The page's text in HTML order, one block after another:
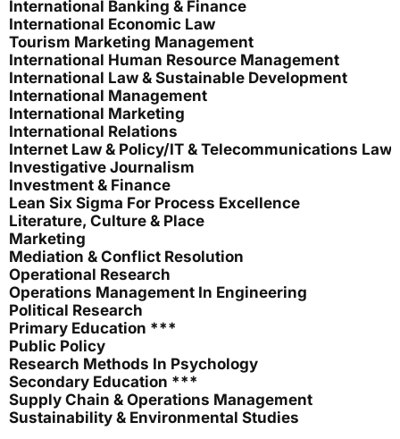
International Banking & Finance
International Economic Law
Tourism Marketing Management
International Human Resource Management
International Law & Sustainable Development
International Management
International Marketing
International Relations
Internet Law & Policy/IT & Telecommunications Law
Investigative Journalism
Investment & Finance
Lean Six Sigma For Process Excellence
Literature, Culture & Place
Marketing
Mediation & Conflict Resolution
Operational Research
Operations Management In Engineering
Political Research
Primary Education ***
Public Policy
Research Methods In Psychology
Secondary Education ***
Supply Chain & Operations Management
Sustainability & Environmental Studies